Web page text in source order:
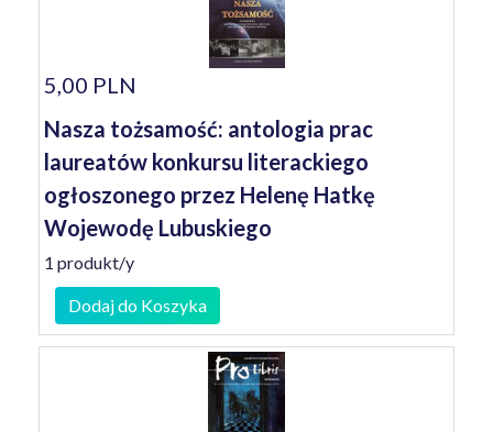
5,00 PLN
Nasza tożsamość: antologia prac
laureatów konkursu literackiego
ogłoszonego przez Helenę Hatkę
Wojewodę Lubuskiego
1 produkt/y
Dodaj do Koszyka